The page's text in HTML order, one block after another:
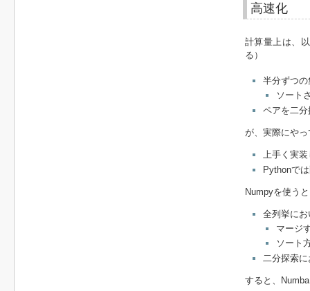
高速化
計算量上は、
る）
半分ずつ
ソート
ペアを二
が、実際にや
上手く実
Pythonで
Numpyを使う
全列挙に
マージ
ソート
二分探索
すると、